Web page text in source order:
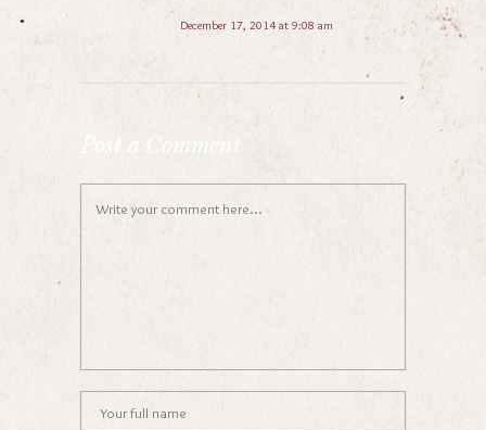
December 17, 2014 at 9:08 am
Post a Comment